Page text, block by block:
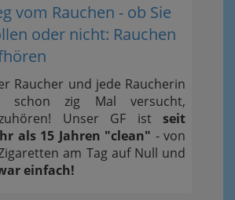
vom Rauchen - ob Sie
oder nicht: Rauchen
Raucher und jede Raucherin
schon zig Mal versucht,
Unser GF ist seit
als 15 Jahren "clean" - von
am Tag auf Null und
einfach!